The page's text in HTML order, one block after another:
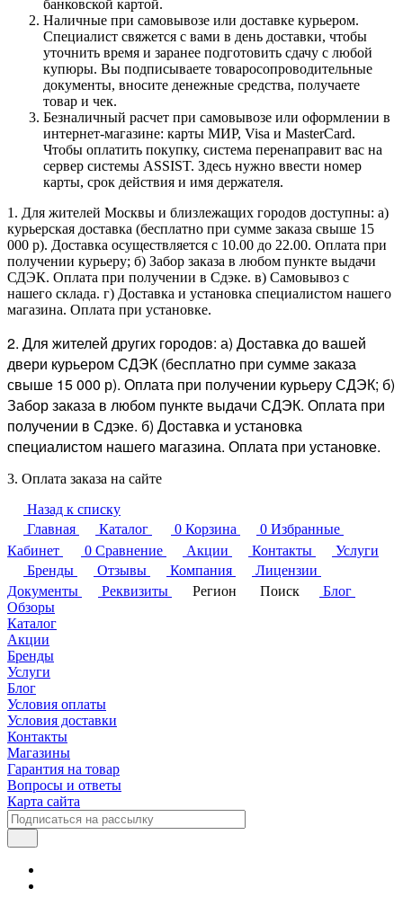
банковской картой.
Наличные при самовывозе или доставке курьером.
Специалист свяжется с вами в день доставки, чтобы
уточнить время и заранее подготовить сдачу с любой
купюры. Вы подписываете товаросопроводительные
документы, вносите денежные средства, получаете
товар и чек.
Безналичный расчет при самовывозе или оформлении в
интернет-магазине: карты МИР, Visa и MasterCard.
Чтобы оплатить покупку, система перенаправит вас на
сервер системы ASSIST. Здесь нужно ввести номер
карты, срок действия и имя держателя.
1. Для жителей Москвы и близлежащих городов доступны: а)
курьерская доставка (бесплатно при сумме заказа свыше 15
000 р). Доставка осуществляется с 10.00 до 22.00. Оплата при
получении курьеру; б) Забор заказа в любом пункте выдачи
СДЭК. Оплата при получении в Сдэке. в) Самовывоз с
нашего склада. г) Доставка и установка специалистом нашего
магазина. Оплата при установке.
2. Для жителей других городов: а) Доставка до вашей
двери курьером СДЭК (бесплатно при сумме заказа
свыше 15 000 р). Оплата при получении курьеру СДЭК; б)
Забор заказа в любом пункте выдачи СДЭК. Оплата при
получении в Сдэке. б) Доставка и установка
специалистом нашего магазина. Оплата при установке.
3. Оплата заказа на сайте
Назад к списку
Главная
Каталог 0 Корзина 0 Избранные
Кабинет
0 Сравнение Акции Контакты
Услуги
Бренды
Отзывы Компания
Лицензии
Документы
Реквизиты Регион Поиск
Блог
Обзоры
Каталог
Акции
Бренды
Услуги
Блог
Условия оплаты
Условия доставки
Контакты
Магазины
Гарантия на товар
Вопросы и ответы
Карта сайта